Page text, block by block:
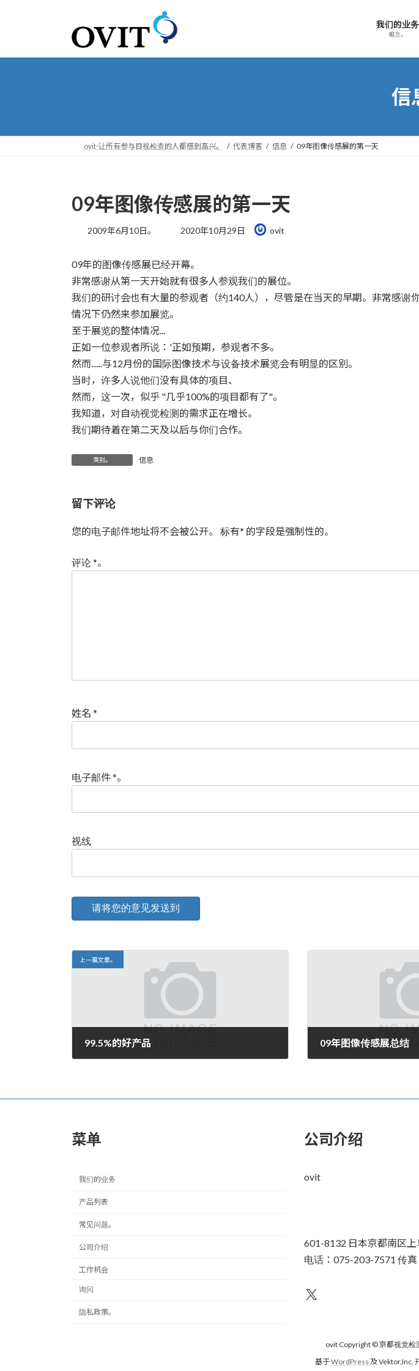
我们的业务
概念。
信
ovit-让所有参与目视检查的人都感到高兴。 代表博客 信息 09年图像传感展的第一天
09年图像传感展的第一天
2009年6月10日。
最
新
时
间：
2020年10月29日 ovit
09年的图像传感展已经开幕。
非常感谢从第一天开始就有很多人参观我们的展位。
我们的研讨会也有大量的参观者（约140人），尽管是在当天的早期。非常感谢
情况下仍然来参加展览。
至于展览的整体情况...
正如一位参观者所说：'正如预期，参观者不多。
然而......与12月份的国际图像技术与设备技术展览会有明显的区别。
当时，许多人说他们没有具体的项目、
然而，这一次，似乎 "几乎100%的项目都有了"。
我知道，对自动视觉检测的需求正在增长。
我们期待着在第二天及以后与你们合作。
类别。 信息
留下评论
您的电子邮件地址将不会被公开。 标有* 的字段是强制性的。
评论*。
姓名 *
电子邮件*。
视线
上一篇文章。
99.5%的好产品 09年图像传感展总结
菜单
我们的业务
产品列表
常见问题。
公司介绍
工作机会
询问
隐私政策。
公司介绍
ovit
601-8132 日本京都南区
电话：075-203-7571 传
不为人知
ovit Copyright © 京都视觉检
基于WordPress 及 Vektor,Inc.